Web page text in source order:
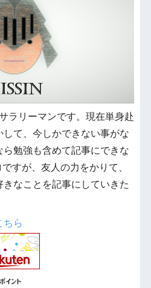
ラリーマンです。現在単身赴
て、今しかできない事がな
勉強も含めて記事にできな
すが、友人の力をかりて、
なことを記事にしていきた
ちら